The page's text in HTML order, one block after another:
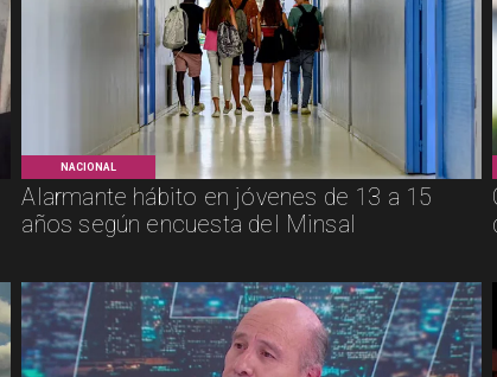
NACIONAL
Alarmante hábito en jóvenes de 13 a 15
años según encuesta del Minsal